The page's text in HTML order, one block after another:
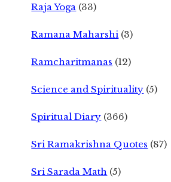
Raja Yoga (33)
Ramana Maharshi (3)
Ramcharitmanas (12)
Science and Spirituality (5)
Spiritual Diary (366)
Sri Ramakrishna Quotes (87)
Sri Sarada Math (5)